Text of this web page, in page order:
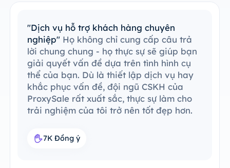
"Dễ dàng tích hợp với công cụ hiện có"
Tôi đã dễ dàng tích hợp ProxySale vào
quy trình công việc hiện có của mình.
Quá trình thiết lập rất đơn giản và dễ
hiểu, tôi có thể vận hành mọi thứ một
cách không có vấn đề. ProxySale có khả
năng tương thích với công cụ hiện có của
tôi, khiến việc này trở nên vô cùng thuận
hoàn hảo trong quy trình công việc của
tôi.